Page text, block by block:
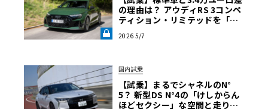
21インチホイールを装着したボディは力強く、ベースモデ
ルよりもワイドかつ大柄なスタンスを持つ。フロントに
は、ブラックのハニカムメッシュを採用した立体的なシン
グルフレームグリルを配置。その両脇にはエアカーテンが
の理由は？ アウディRS 3コンペ
ティション・リミテッドを「ほ
心《LE VOLANT LAB》
2026 5/7
国内試乗
【試乗】まるでシャネルのN°
5？ 新型DS N°4の「けしからん
ほどセクシー」な空間と走りの